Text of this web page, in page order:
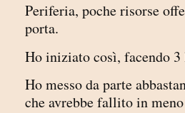
Periferia, poche risorse
porta.
Ho iniziato così, facendo
Ho messo da parte
che avrebbe fallito in